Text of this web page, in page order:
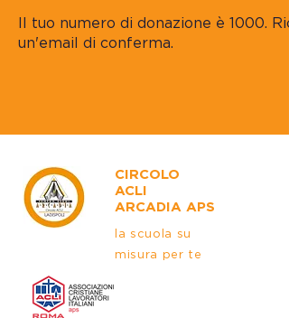
Il tuo numero di donazione è 1000.
un'email di conferma.
CIRCOLO
ACLI
ARCADIA APS
la scuola su
misura per te